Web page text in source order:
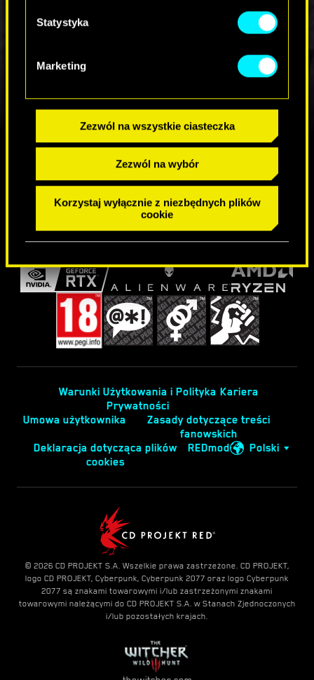
Statystyka
Marketing
Zezwól na wszystkie ciasteczka
Zezwól na wybór
Korzystaj wyłącznie z niezbędnych plików
cookie
DOŁĄCZ DO SPOŁECZNOŚCI
Warunki Użytkowania i Polityka
Prywatności
Kariera
Umowa użytkownika
Zasady dotyczące treści
fanowskich
Deklaracja dotycząca plików
cookies
REDmod Polski
© 2026 CD PROJEKT S.A. Wszelkie prawa zastrzeżone. CD PROJEKT,
logo CD PROJEKT, Cyberpunk, Cyberpunk 2077 oraz logo Cyberpunk
2077 są znakami towarowymi i/lub zastrzeżonymi znakami
towarowymi należącymi do CD PROJEKT S.A. w Stanach Zjednoczonych
i/lub pozostałych krajach.